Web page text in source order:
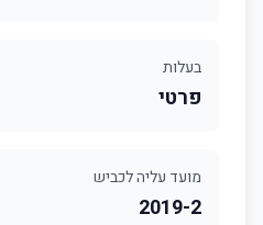
בעלות
פרטי
מועד עליה לכביש
2019-2